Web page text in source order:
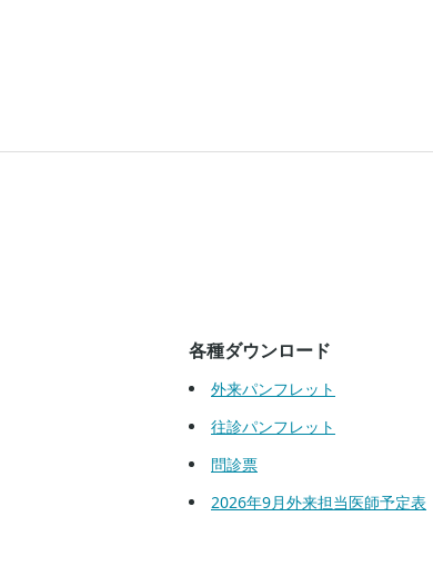
各種ダウンロード
外来パンフレット
往診パンフレット
問診票
2026年9月外来担当医師予定表